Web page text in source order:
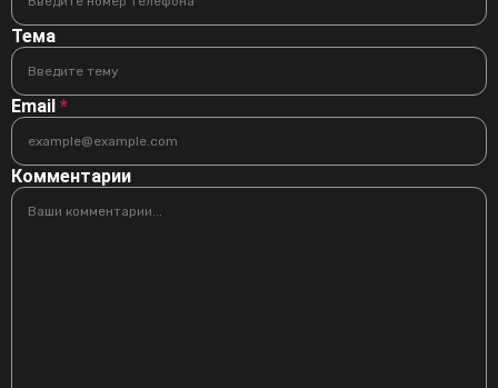
Тема
Email *
Комментарии